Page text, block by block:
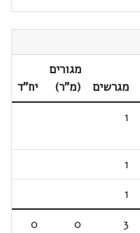
מגרשים
מגורים
(מ"ר)
יח"ד
1
1
1
3
0
0